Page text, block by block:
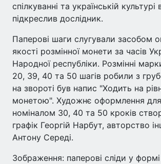
спілкуванні та українській
підкреслив дослідник.
Паперові шаги слугували засобом
якості розмінної монети за часів
Народної республіки. Розмінні
20, 39, 40 та 50 шагів робили з
на звороті був напис "Ходить на
монетою". Художнє оформлення
номіналом 30, 40 та 50 кроків
графік Георгій Нарбут, авторство
Антону Середі.
Зображення: паперові сліди у